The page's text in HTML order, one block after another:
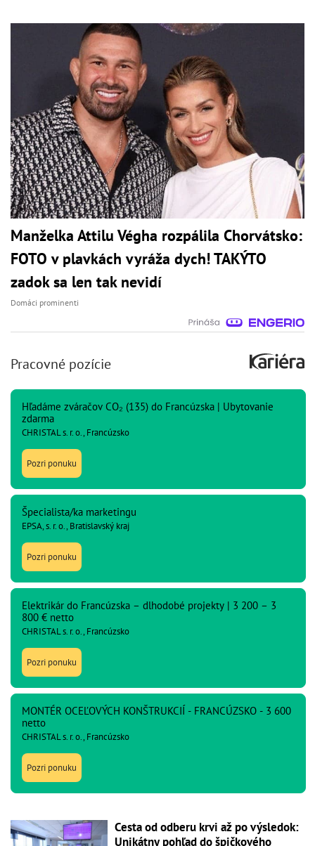
Manželka Attilu Végha rozpálila Chorvátsko:
FOTO v plavkách vyráža dych! TAKÝTO
zadok sa len tak nevidí
Domáci prominenti
Pracovné pozície
Hľadáme zváračov CO₂ (135) do Francúzska | Ubytovanie
zdarma
CHRISTAL s. r. o., Francúzsko
Pozri ponuku
Špecialista/ka marketingu
EPSA, s. r. o., Bratislavský kraj
Pozri ponuku
Elektrikár do Francúzska – dlhodobé projekty | 3 200 – 3
800 € netto
CHRISTAL s. r. o., Francúzsko
Pozri ponuku
MONTÉR OCEĽOVÝCH KONŠTRUKCIÍ - FRANCÚZSKO - 3 600
netto
CHRISTAL s. r. o., Francúzsko
Pozri ponuku
Cesta od odberu krvi až po výsledok:
Unikátny pohľad do špičkového